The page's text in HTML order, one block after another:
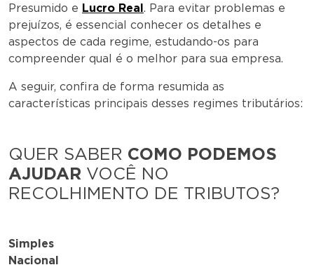
Presumido e Lucro Real. Para evitar problemas e
prejuízos, é essencial conhecer os detalhes e
aspectos de cada regime, estudando-os para
compreender qual é o melhor para sua empresa.
A seguir, confira de forma resumida as
características principais desses regimes tributários:
QUER SABER COMO PODEMOS
AJUDAR VOCÊ NO
RECOLHIMENTO DE TRIBUTOS?
Simples
Nacional